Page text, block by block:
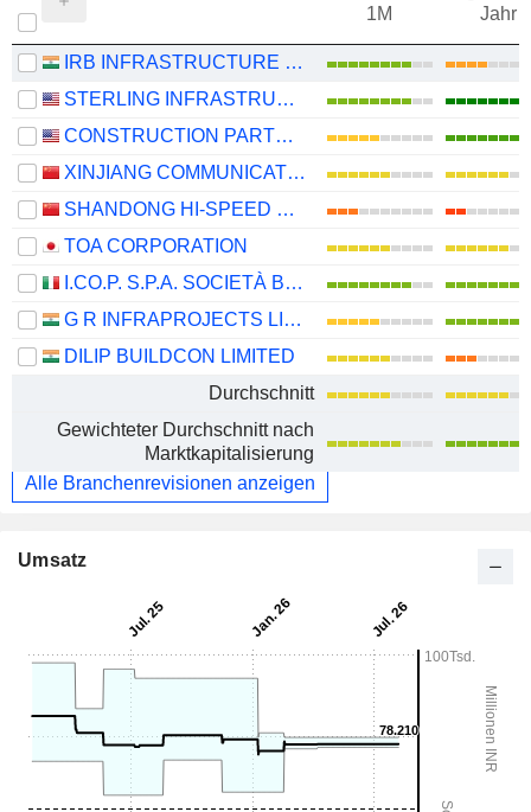
1M
Jahr
IRB INFRASTRUCTURE DEVELOPERS LIMITED
STERLING INFRASTRUCTURE, INC.
CONSTRUCTION PARTNERS, INC.
XINJIANG COMMUNICATIONS CONSTRUCTION GROUP CO., LTD.
SHANDONG HI-SPEED ROAD&BRIDGE GROUP CO., LTD.
TOA CORPORATION
I.CO.P. S.P.A. SOCIETÀ BENEFIT
G R INFRAPROJECTS LIMITED
DILIP BUILDCON LIMITED
Durchschnitt
Gewichteter Durchschnitt nach
Marktkapitalisierung
Alle Branchenrevisionen anzeigen
Umsatz